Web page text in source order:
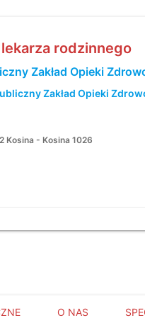
rodzinnego
Zakład Opieki
Zakład Opieki
Kosina - Kosina 1026
O NAS